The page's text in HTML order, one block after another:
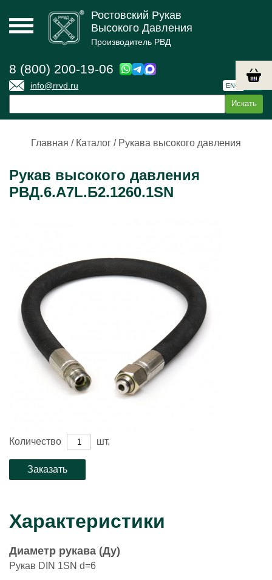
Ростовский Рукав
Высокого Давления
Производитель РВД
8 (800) 200-19-06
info@rrvd.ru ENG
Главная / Каталог / Рукава высокого давления
Рукав высокого давления
РВД.6.А7L.Б2.1260.1SN
Количество шт.
Характеристики
Диаметр рукава (Ду)
Рукав DIN 1SN d=6